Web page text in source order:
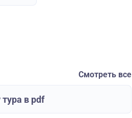
Смотреть все
в pdf